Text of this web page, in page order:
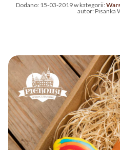
Dodano: 15-03-2019w kategorii:
autor:Pisanka